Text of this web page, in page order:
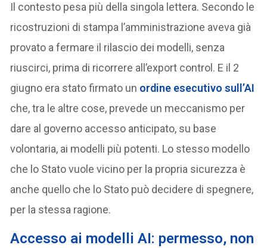
Il contesto pesa più della singola lettera. Secondo le
ricostruzioni di stampa l’amministrazione aveva già
provato a fermare il rilascio dei modelli, senza
riuscirci, prima di ricorrere all’export control. E il 2
giugno era stato firmato un ordine esecutivo sull’AI
che, tra le altre cose, prevede un meccanismo per
dare al governo accesso anticipato, su base
volontaria, ai modelli più potenti. Lo stesso modello
che lo Stato vuole vicino per la propria sicurezza è
anche quello che lo Stato può decidere di spegnere,
per la stessa ragione.
Accesso ai modelli AI: permesso, non